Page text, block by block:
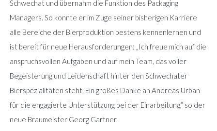
Schwechat und übernahm die Funktion des Packaging
Managers. So konnte er im Zuge seiner bisherigen Karriere
alle Bereiche der Bierproduktion bestens kennenlernen und
ist bereit für neue Herausforderungen: „Ich freue mich auf die
anspruchsvollen Aufgaben und auf mein Team, das voller
Begeisterung und Leidenschaft hinter den Schwechater
Bierspezialitäten steht. Ein großes Danke an Andreas Urban
für die engagierte Unterstützung bei der Einarbeitung,“ so der
neue Braumeister Georg Gartner.